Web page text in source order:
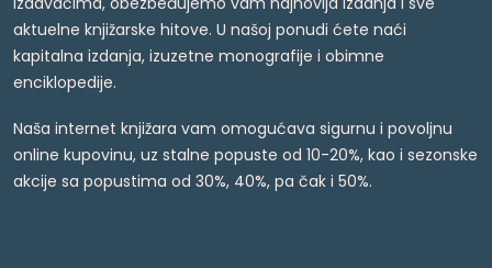
aktuelne knjižarske hitove. U našoj ponudi ćete naći
kapitalna izdanja, izuzetne monografije i obimne
enciklopedije.
Naša internet knjižara vam omogućava sigurnu i povoljnu
online kupovinu, uz stalne popuste od 10-20%, kao i sezonske
akcije sa popustima od 30%, 40%, pa čak i 50%.